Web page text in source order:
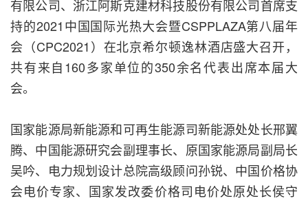
有限公司、浙江阿斯克建材科技股份有限公司首席支
持的2021中国国际光热大会暨CSPPLAZA第八届年
会（CPC2021）在北京希尔顿逸林酒店盛大召开，
共有来自160多家单位的350余名代表出席本届大
会。
国家能源局新能源和可再生能源司新能源处处长邢翼
腾、中国能源研究会副理事长、原国家能源局副局长
吴吟、电力规划设计总院高级顾问孙锐、中国价格协
会电价专家、国家发改委价格司电价处原处长侯守